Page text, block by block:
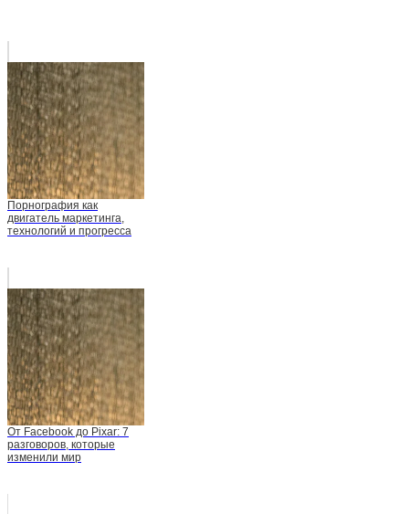
Порнография как
двигатель маркетинга,
технологий и прогресса
От Facebook до Pixar: 7
разговоров, которые
изменили мир